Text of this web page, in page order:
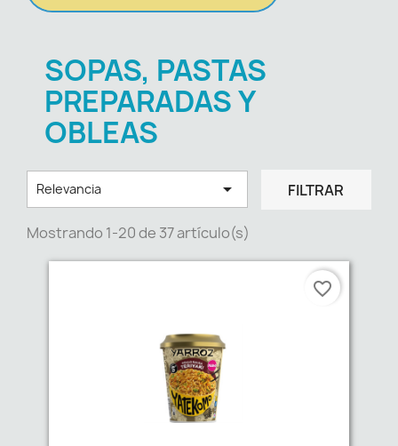
SOPAS, PASTAS
PREPARADAS Y
OBLEAS
Relevancia  FILTRAR
Mostrando 1-20 de 37 artículo(s)
favorite_border